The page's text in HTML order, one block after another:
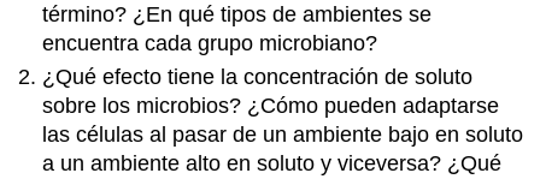
término? ¿En qué tipos de ambientes se
encuentra cada grupo microbiano?
¿Qué efecto tiene la concentración de soluto
sobre los microbios? ¿Cómo pueden adaptarse
las células al pasar de un ambiente bajo en soluto
a un ambiente alto en soluto y viceversa? ¿Qué